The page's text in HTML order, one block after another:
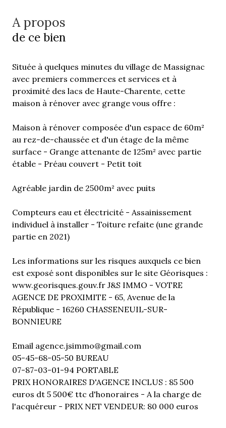
A propos
de ce bien
Située à quelques minutes du village de Massignac
avec premiers commerces et services et à
proximité des lacs de Haute-Charente, cette
maison à rénover avec grange vous offre :
Maison à rénover composée d'un espace de 60m²
au rez-de-chaussée et d'un étage de la même
surface - Grange attenante de 125m² avec partie
étable - Préau couvert - Petit toit
Agréable jardin de 2500m² avec puits
Compteurs eau et électricité - Assainissement
individuel à installer - Toiture refaite (une grande
partie en 2021)
Les informations sur les risques auxquels ce bien
est exposé sont disponibles sur le site Géorisques :
www.georisques.gouv.fr J&S IMMO - VOTRE
AGENCE DE PROXIMITE - 65, Avenue de la
République - 16260 CHASSENEUIL-SUR-
BONNIEURE
Email agence.jsimmo@gmail.com
05-45-68-05-50 BUREAU
07-87-03-01-94 PORTABLE
PRIX HONORAIRES D'AGENCE INCLUS : 85 500
euros dt 5 500€ ttc d'honoraires - A la charge de
l'acquéreur - PRIX NET VENDEUR: 80 000 euros